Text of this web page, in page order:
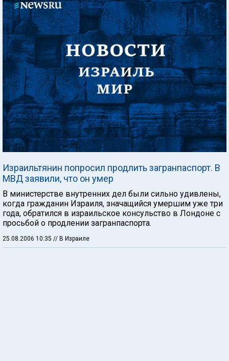
Израильтянин попросил продлить загранпаспорт. В
МВД заявили, что он умер
В министерстве внутренних дел были сильно удивлены,
когда гражданин Израиля, значащийся умершим уже три
года, обратился в израильское консульство в Лондоне с
просьбой о продлении загранпаспорта.
25.08.2006 10:35 // В Израиле